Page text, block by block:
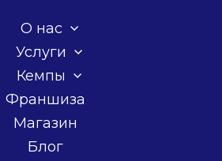
О нас
Услуги
Кемпы
Франшиза
Магазин
Блог